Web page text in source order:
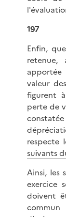
197
Enfin,
valeur
figurent
perte de
respecte
suivants
Ainsi, les
exercice
doivent